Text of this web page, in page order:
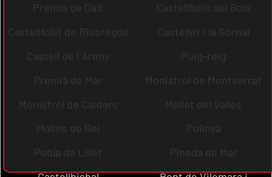
Premià de Dalt
Castellfullit del Boix
Castellfollit de Riubregós
Castellet i la Gornal
Castell de l´Areny
Puig-reig
Premià de Mar
Monistrol de Montserrat
Monistrol de Calders
Mollet del Vallès
Molins de Rei
Polinyà
Pobla de Lillet
Pineda de Mar